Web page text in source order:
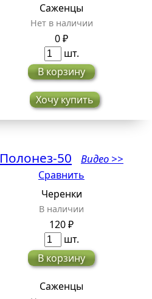
Саженцы
Нет в наличии
0 ₽
шт.
В корзину
Хочу купить
Полонез-50 Видео >>
Сравнить
Черенки
В наличии
120 ₽
шт.
В корзину
Саженцы